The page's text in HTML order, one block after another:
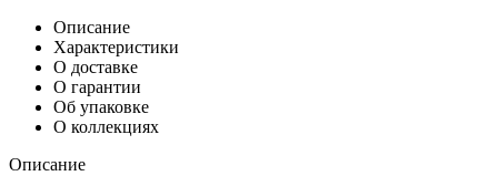
Описание
Характеристики
О доставке
О гарантии
Об упаковке
О коллекциях
Описание